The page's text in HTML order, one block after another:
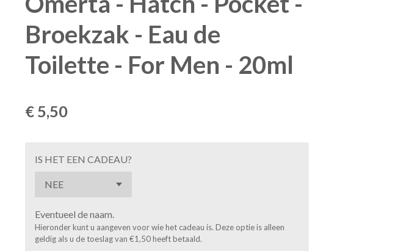
Broekzak - Eau de
Toilette - For Men - 20ml
€ 5,50
IS HET EEN CADEAU?
Eventueel de naam.
Hieronder kunt u aangeven voor wie het cadeau is. Deze optie is alleen
geldig als u de toeslag van €1,50 heeft betaald.